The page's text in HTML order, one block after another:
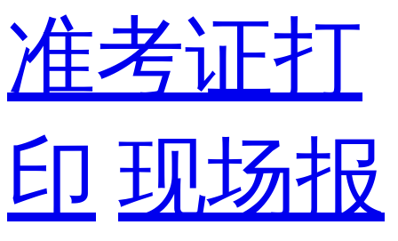
准考证打
印 现场报